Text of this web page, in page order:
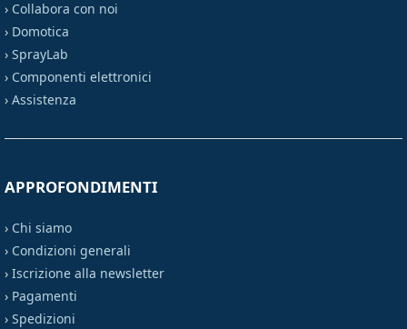
› Collabora con noi
› Domotica
› SprayLab
› Componenti elettronici
› Assistenza
APPROFONDIMENTI
› Chi siamo
› Condizioni generali
› Iscrizione alla newsletter
› Pagamenti
› Spedizioni